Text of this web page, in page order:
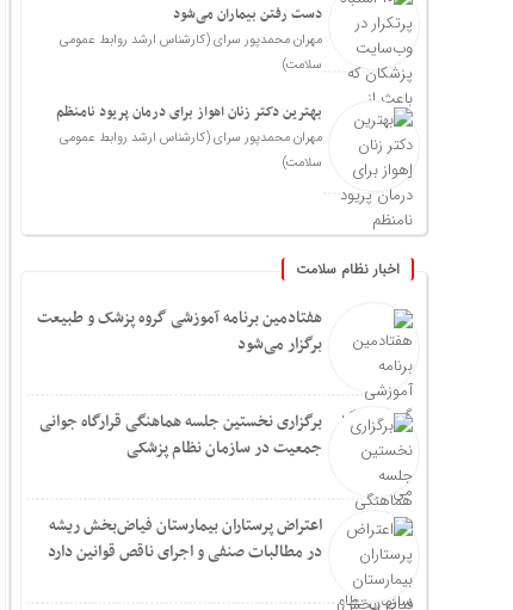
دست رفتن بیماران می‌شود
مهران محمدپور سرای (کارشناس ارشد روابط عمومی
سلامت)
بهترین دکتر زنان اهواز برای درمان پریود نامنظم
مهران محمدپور سرای (کارشناس ارشد روابط عمومی
سلامت)
اخبار نظام سلامت
هفتادمین برنامه آموزشی گروه پزشک و طبیعت
برگزار می‌شود
برگزاری نخستین جلسه هماهنگی قرارگاه جوانی
جمعیت در سازمان نظام پزشکی
اعتراض پرستاران بیمارستان فیاض‌بخش ریشه
در مطالبات صنفی و اجرای ناقص قوانین دارد